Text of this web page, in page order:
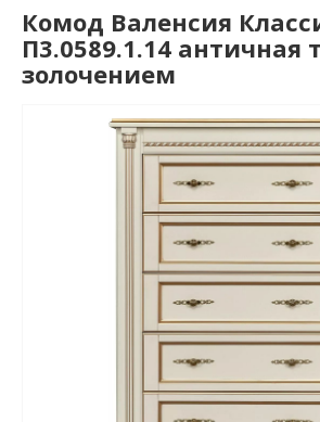
Комод Валенсия
П3.0589.1.14 античная
золочением